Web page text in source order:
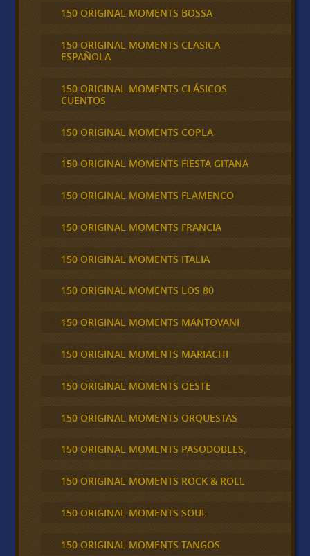
150 ORIGINAL MOMENTS BOSSA
150 ORIGINAL MOMENTS CLASICA
ESPAÑOLA
150 ORIGINAL MOMENTS CLÁSICOS
CUENTOS
150 ORIGINAL MOMENTS COPLA
150 ORIGINAL MOMENTS FIESTA GITANA
150 ORIGINAL MOMENTS FLAMENCO
150 ORIGINAL MOMENTS FRANCIA
150 ORIGINAL MOMENTS ITALIA
150 ORIGINAL MOMENTS LOS 80
150 ORIGINAL MOMENTS MANTOVANI
150 ORIGINAL MOMENTS MARIACHI
150 ORIGINAL MOMENTS OESTE
150 ORIGINAL MOMENTS ORQUESTAS
150 ORIGINAL MOMENTS PASODOBLES,
150 ORIGINAL MOMENTS ROCK & ROLL
150 ORIGINAL MOMENTS SOUL
150 ORIGINAL MOMENTS TANGOS